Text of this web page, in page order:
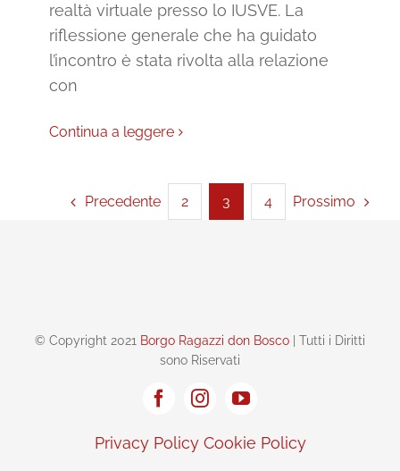
realtà virtuale presso lo IUSVE. La
riflessione generale che ha guidato
l’incontro è stata rivolta alla relazione
con
Continua a leggere
Precedente 2 3 4 Prossimo
© Copyright 2021 Borgo Ragazzi don Bosco | Tutti i Diritti
sono Riservati
Privacy Policy Cookie Policy